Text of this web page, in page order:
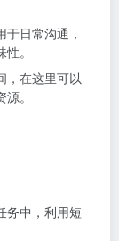
于日常沟通，
。
，在这里可以
。
务中，利用短